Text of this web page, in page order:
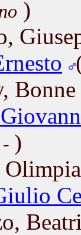
)
Bonne
- )
Olimpia